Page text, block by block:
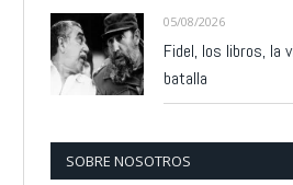
05/08/2026
Fidel, los libros, la
batalla
SOBRE NOSOTROS